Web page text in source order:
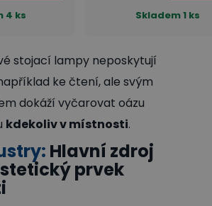
4 ks Skladem1 ks
stojací lampy neposkytují
ke čtení, ale svým
dokáží vyčarovat oázu
kdekoliv v místnosti.
Hlavní zdroj
prvek